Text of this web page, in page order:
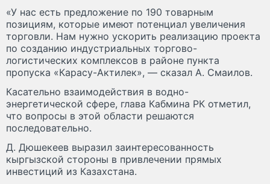
«У нас есть предложение по 190 товарным
позициям, которые имеют потенциал увеличения
торговли. Нам нужно ускорить реализацию проекта
по созданию индустриальных торгово-
логистических комплексов в районе пункта
пропуска «Карасу-Актилек», — сказал А. Смаилов.
Касательно взаимодействия в водно-
энергетической сфере, глава Кабмина РК отметил,
что вопросы в этой области решаются
последовательно.
Д. Дюшекеев выразил заинтересованность
кыргызской стороны в привлечении прямых
инвестиций из Казахстана.